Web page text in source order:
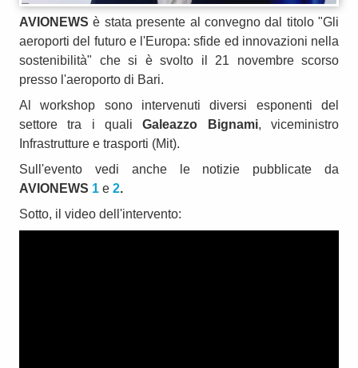
AVIONEWS è stata presente al convegno dal titolo "Gli
aeroporti del futuro e l'Europa: sfide ed innovazioni nella
sostenibilità" che si è svolto il 21 novembre scorso
presso l'aeroporto di Bari.
Al workshop sono intervenuti diversi esponenti del
settore tra i qualiGaleazzo Bignami, viceministro
Infrastrutture e trasporti (Mit).
Sull'evento vedi anche le notizie pubblicate da
AVIONEWS 1 e 2.
Sotto, il video dell'intervento: